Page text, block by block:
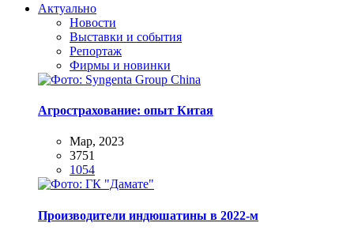
Актуально
Новости
Выставки и события
Репортаж
Фирмы и новинки
Агрострахование: опыт Китая
Мар, 2023
3751
1054
Производители индюшатины в 2022-м